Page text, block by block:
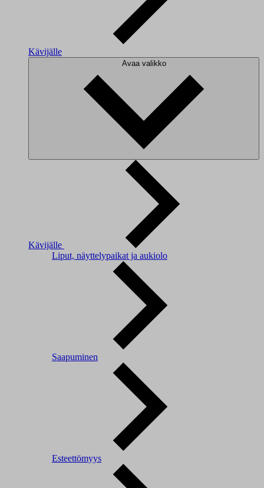
Kävijälle
Avaa valikko
Kävijälle
Liput, näyttelypaikat ja aukiolo
Saapuminen
Esteettömyys